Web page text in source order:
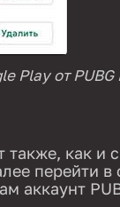
Play от
также, как и
перейти
аккаунт